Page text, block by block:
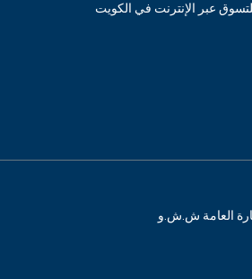
عبر الإنترنت في الكويت